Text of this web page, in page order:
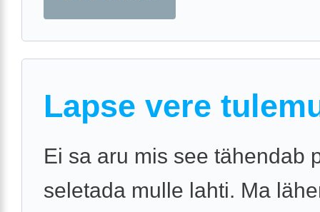
Lapse vere
Ei sa aru mis see tähendab
seletada mulle lahti. Ma